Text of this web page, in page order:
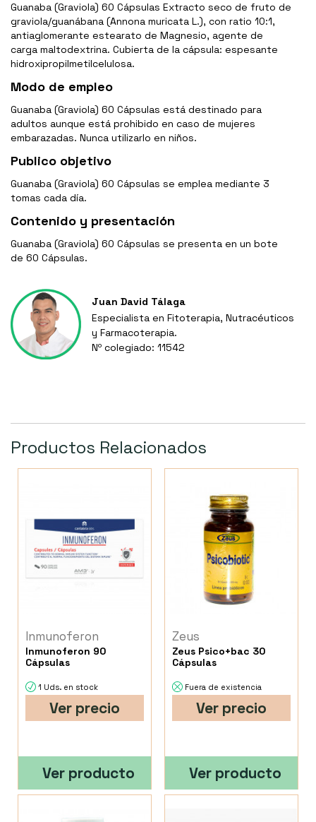
Guanaba (Graviola) 60 Cápsulas Extracto seco de fruto de
graviola/guanábana (Annona muricata L.), con ratio 10:1,
antiaglomerante estearato de Magnesio, agente de
carga maltodextrina. Cubierta de la cápsula: espesante
hidroxipropilmetilcelulosa.
Modo de empleo
Guanaba (Graviola) 60 Cápsulas está destinado para
adultos aunque está prohibido en caso de mujeres
embarazadas. Nunca utilizarlo en niños.
Publico objetivo
Guanaba (Graviola) 60 Cápsulas se emplea mediante 3
tomas cada día.
Contenido y presentación
Guanaba (Graviola) 60 Cápsulas se presenta en un bote
de 60 Cápsulas.
Juan David Tálaga
Especialista en Fitoterapia, Nutracéuticos
y Farmacoterapia.
Nº colegiado: 11542
Productos Relacionados
Inmunoferon
Inmunoferon 90
Cápsulas
1 Uds. en stock
Ver precio
Ver producto
Zeus
Zeus Psico+bac 30
Cápsulas
Fuera de existencia
Ver precio
Ver producto